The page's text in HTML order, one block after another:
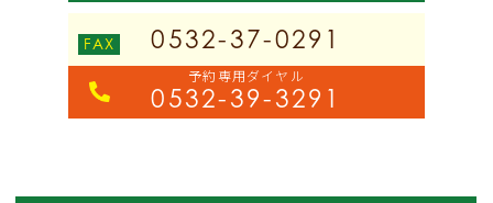
0532-37-0291
予約専用ダイヤル
0532-39-3291